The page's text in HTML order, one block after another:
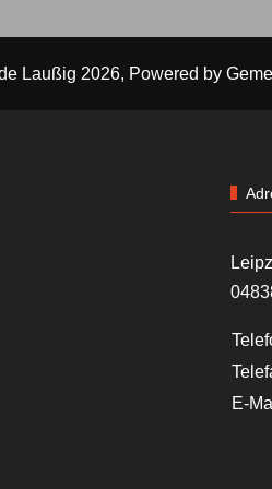
Laußig 2026, Powered by
E-